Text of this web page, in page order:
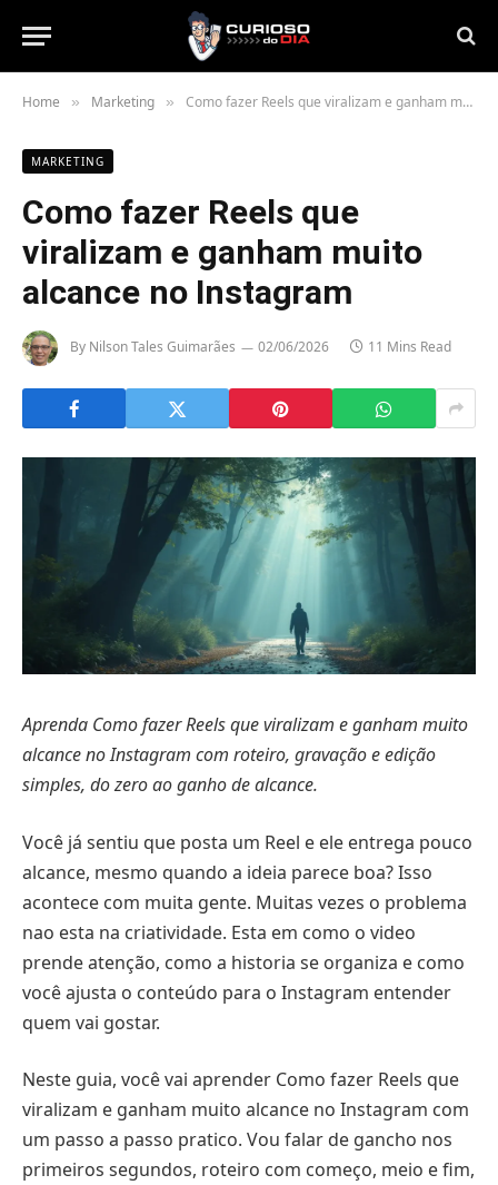
Home » Marketing » Como fazer Reels que viralizam e ganham muito alcance no Instagram
MARKETING
Como fazer Reels que
viralizam e ganham muito
alcance no Instagram
By Nilson Tales Guimarães 02/06/2026 11 Mins Read
Aprenda Como fazer Reels que viralizam e ganham muito
alcance no Instagram com roteiro, gravação e edição
simples, do zero ao ganho de alcance.
Você já sentiu que posta um Reel e ele entrega pouco
alcance, mesmo quando a ideia parece boa? Isso
acontece com muita gente. Muitas vezes o problema
nao esta na criatividade. Esta em como o video
prende atenção, como a historia se organiza e como
você ajusta o conteúdo para o Instagram entender
quem vai gostar.
Neste guia, você vai aprender Como fazer Reels que
viralizam e ganham muito alcance no Instagram com
um passo a passo pratico. Vou falar de gancho nos
primeiros segundos, roteiro com começo, meio e fim,